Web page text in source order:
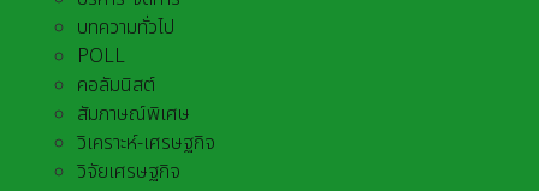
บทความทั่วไป
POLL
คอลัมนิสต์
สัมภาษณ์พิเศษ
วิเคราะห์-เศรษฐกิจ
วิจัยเศรษฐกิจ